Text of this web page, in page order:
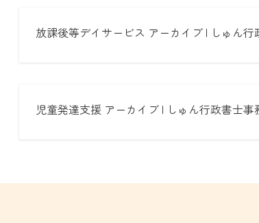
放課後等デイサービス アーカイブ | しゅん行
児童発達支援 アーカイブ | しゅん行政書士事